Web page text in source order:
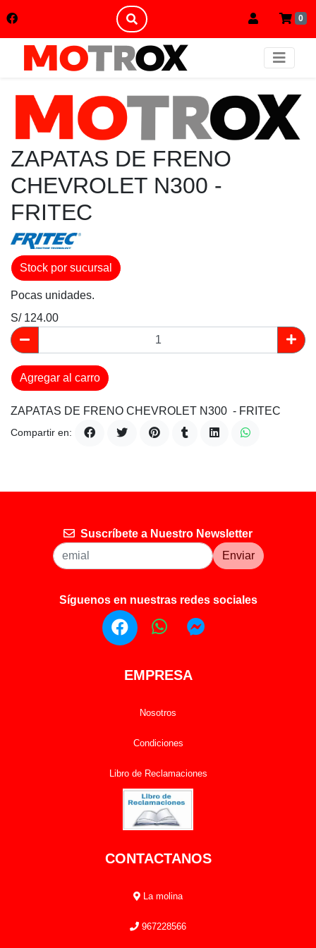
0
ZAPATAS DE FRENO
CHEVROLET N300 -
FRITEC
Stock por sucursal
Pocas unidades.
S/ 124.00
Agregar al carro
ZAPATAS DE FRENO CHEVROLET N300 - FRITEC
Compartir en:
Suscríbete a Nuestro Newsletter
Enviar
Síguenos en nuestras redes sociales
EMPRESA
Nosotros
Condiciones
Libro de Reclamaciones
CONTACTANOS
La molina
967228566